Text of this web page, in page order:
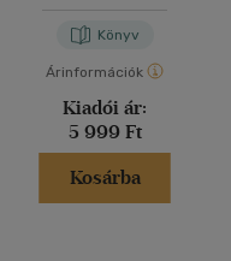
Könyv
Árinformációk
Kiadói ár:
5 999 Ft
Kosárba